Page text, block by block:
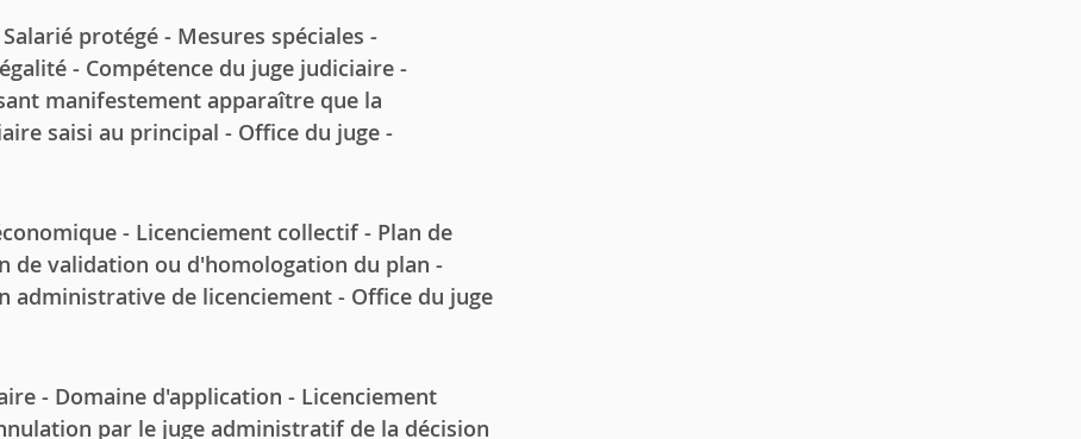
Salarié protégé - Mesures spéciales -
- Compétence du juge judiciaire -
manifestement apparaître que la
saisi au principal - Office du juge -
- Licenciement collectif - Plan de
de validation ou d'homologation du plan -
administrative de licenciement - Office du juge
- Domaine d'application - Licenciement
par le juge administratif de la décision